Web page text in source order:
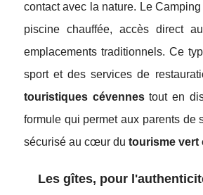
contact avec la nature. Le
piscine chauffée, accès direct
emplacements traditionnels. Ce
sport et des services de
touristiques cévennestout en
formule qui permet aux parents de
sécurisé au cœur du tourisme vert
Les gîtes, pour